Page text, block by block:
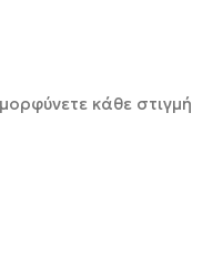
κάθε στιγμή